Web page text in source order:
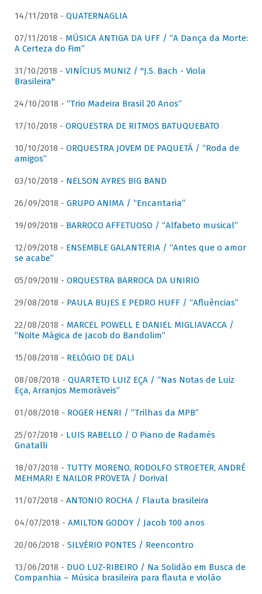
14/11/2018 - QUATERNAGLIA
07/11/2018 - MÚSICA ANTIGA DA UFF / “A Dança da Morte:
A Certeza do Fim”
31/10/2018 - VINÍCIUS MUNIZ / "J.S. Bach - Viola
Brasileira"
24/10/2018 - “Trio Madeira Brasil 20 Anos”
17/10/2018 - ORQUESTRA DE RITMOS BATUQUEBATO
10/10/2018 - ORQUESTRA JOVEM DE PAQUETÁ / “Roda de
amigos”
03/10/2018 - NELSON AYRES BIG BAND
26/09/2018 - GRUPO ANIMA / “Encantaria”
19/09/2018 - BARROCO AFFETUOSO / “Alfabeto musical”
12/09/2018 - ENSEMBLE GALANTERIA / “Antes que o amor
se acabe”
05/09/2018 - ORQUESTRA BARROCA DA UNIRIO
29/08/2018 - PAULA BUJES E PEDRO HUFF / “Afluências”
22/08/2018 - MARCEL POWELL E DANIEL MIGLIAVACCA /
“Noite Mágica de Jacob do Bandolim”
15/08/2018 - RELÓGIO DE DALI
08/08/2018 - QUARTETO LUIZ EÇA / “Nas Notas de Luiz
Eça, Arranjos Memoráveis”
01/08/2018 - ROGER HENRI / “Trilhas da MPB”
25/07/2018 - LUIS RABELLO / O Piano de Radamés
Gnatalli
18/07/2018 - TUTTY MORENO, RODOLFO STROETER, ANDRÉ
MEHMARI E NAILOR PROVETA / Dorival
11/07/2018 - ANTONIO ROCHA / Flauta brasileira
04/07/2018 - AMILTON GODOY / Jacob 100 anos
20/06/2018 - SILVÉRIO PONTES / Reencontro
13/06/2018 - DUO LUZ-RIBEIRO / Na Solidão em Busca de
Companhia – Música brasileira para flauta e violão